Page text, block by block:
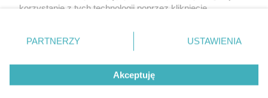
korzystanie z tych technologii poprzez kliknięcie
zmienić/wycofać klikając przycisk ustawień prywatności
znajdujący się w lewym dolnym rogu strony
rodzaje przetwarzania danych nie wymagają zgody
użytkownika, ale masz prawo sprzeciwić się takiemu
przetwarzaniu. Preferencje będą miały zastosowanie tylko
PARTNERZY USTAWIENIA
Akceptuję